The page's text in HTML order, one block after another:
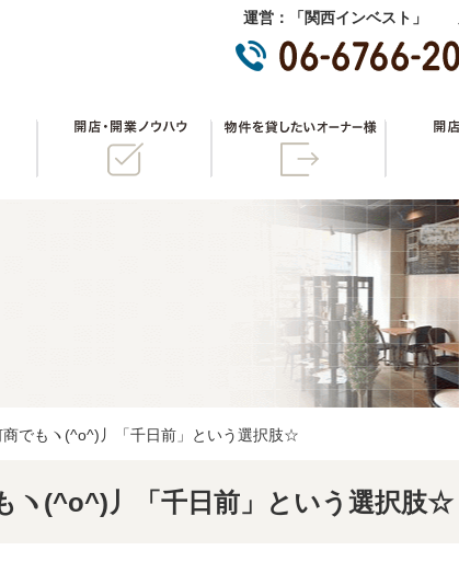
運営：「関西インベスト」
物件一覧 開店・開業ノウハウ 物件を貸
商でもヽ(^o^)丿「千日前」という選択肢☆
ヽ(^o^)丿「千日前」という選択肢☆